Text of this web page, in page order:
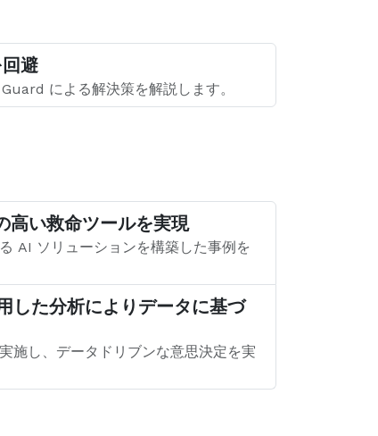
避
による解決策を解説します。
い救命ツールを実現
AI ソリューションを構築した事例を
た分析によりデータに基づ
し、データドリブンな意思決定を実